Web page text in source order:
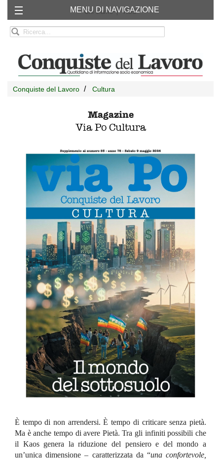
Chi siamo RSS
MENU DI NAVIGAZIONE
Conquiste del Lavoro Cultura
Magazine
Via Po Cultura
È tempo di non arrendersi. È tempo di criticare senza pietà.
Ma è anche tempo di avere Pietà. Tra gli infiniti possibili che
il Kaos genera la riduzione del pensiero e del mondo a
un’unica dimensione – caratterizzata da “una confortevole,